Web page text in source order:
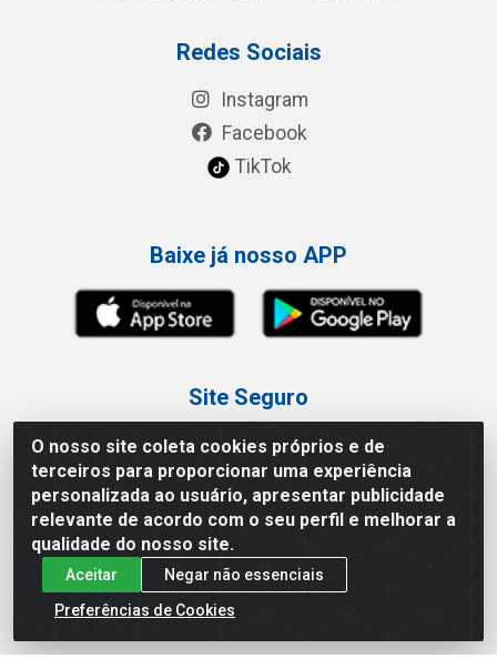
O nosso site coleta cookies próprios e de
terceiros para proporcionar uma experiência
personalizada ao usuário, apresentar publicidade
relevante de acordo com o seu perfil e melhorar a
qualidade do nosso site.
Aceitar
Negar não essenciais
Preferências de Cookies
Redes Sociais
Instagram
Facebook
TikTok
Baixe já nosso APP
Site Seguro
Loja / Showroom
Tel.: (11) 3227-0546
Av Vautier, 587/597 - Pari - São Paulo/SP